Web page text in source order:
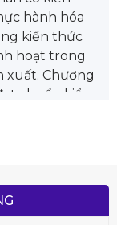
hành hóa
kiến thức
hoạt trong
xuất. Chương
chuẩn kiểm
trường sẽ
bao gồm:
thể làm